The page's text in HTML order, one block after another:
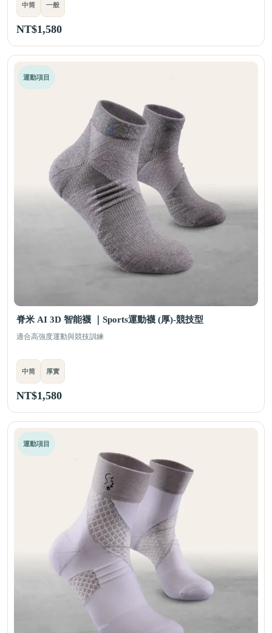
中筒 一般
NT$1,580
運動項目
脊米 AI 3D 智能襪 ｜Sports運動襪 (厚)-競技型
適合高強度運動與競技訓練
中筒 厚實
NT$1,580
運動項目